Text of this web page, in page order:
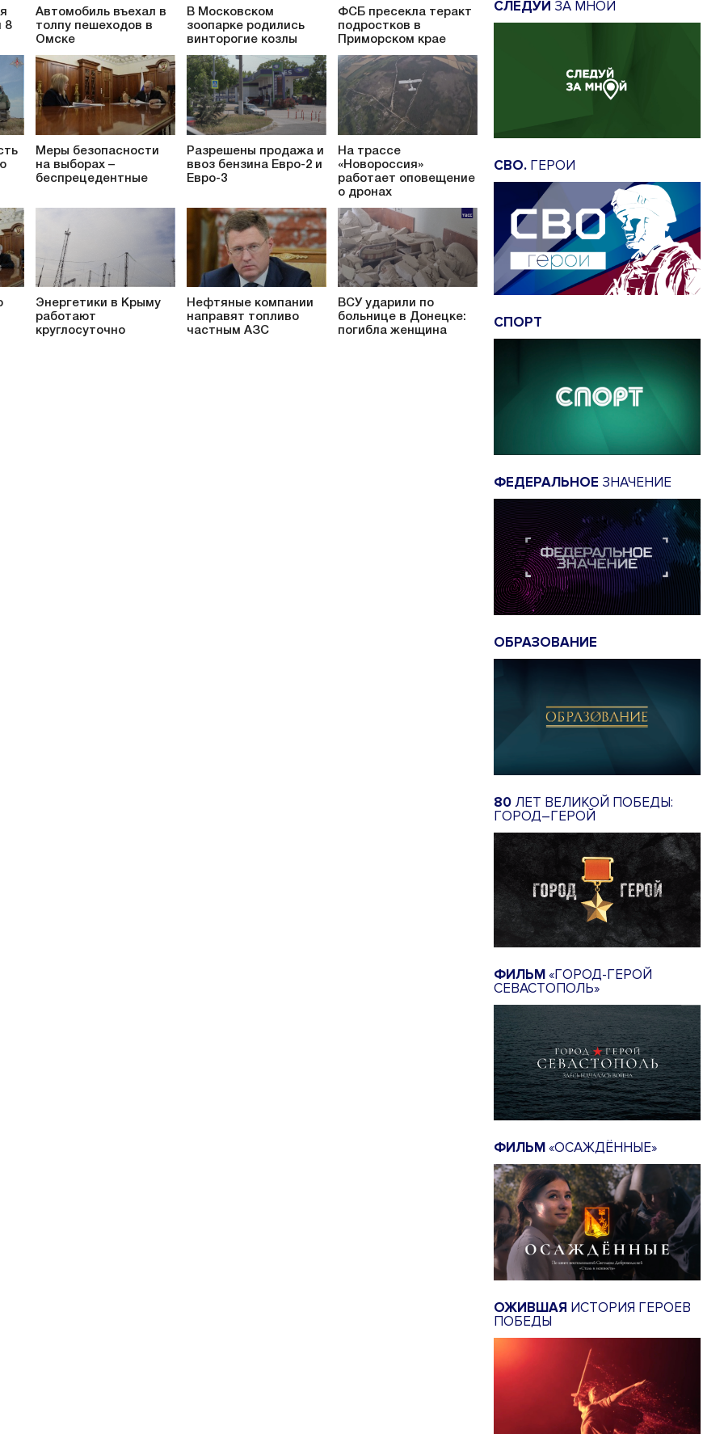
8
Автомобиль въехал в
толпу пешеходов в
Омске
В Московском
зоопарке родились
винторогие козлы
ФСБ пресекла теракт
подростков в
Приморском крае
Меры безопасности
на выборах –
беспрецедентные
Разрешены продажа и
ввоз бензина Евро-2 и
Евро-3
На трассе
«Новороссия»
работает оповещение
о дронах
Энергетики в Крыму
работают
круглосуточно
Нефтяные компании
направят топливо
частным АЗС
ВСУ ударили по
больнице в Донецке:
погибла женщина
СЛЕДУЙ ЗА МНОЙ
СВО. ГЕРОИ
СПОРТ
ФЕДЕРАЛЬНОЕ ЗНАЧЕНИЕ
ОБРАЗОВАНИЕ
80 ЛЕТ ВЕЛИКОЙ ПОБЕДЫ:
ГОРОД–ГЕРОЙ
ФИЛЬМ«ГОРОД-ГЕРОЙ
СЕВАСТОПОЛЬ»
ФИЛЬМ«ОСАЖДЁННЫЕ»
ОЖИВШАЯ ИСТОРИЯ ГЕРОЕВ
ПОБЕДЫ